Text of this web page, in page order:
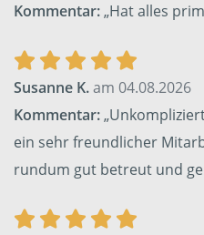
Kommentar:„Hat alles
Susanne K.am 04.08.2026
Kommentar:
ein sehr freundlicher
rundum gut betreut und